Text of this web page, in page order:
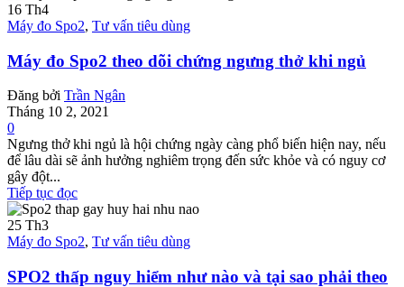
16 Th4
Máy đo Spo2, Tư vấn tiêu dùng
Máy đo Spo2 theo dõi chứng ngưng thở khi ngủ
Đăng bởi Trần Ngân
Tháng 10 2, 2021
0
Ngưng thở khi ngủ là hội chứng ngày càng phổ biến hiện nay, nếu
để lâu dài sẽ ảnh hưởng nghiêm trọng đến sức khỏe và có nguy cơ
gây đột...
Tiếp tục đọc
25 Th3
Máy đo Spo2, Tư vấn tiêu dùng
SPO2 thấp nguy hiểm như nào và tại sao phải theo